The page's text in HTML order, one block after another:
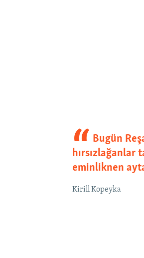
Bugün
hırsızlağanlar
eminliknen
Kirill Kopeyka